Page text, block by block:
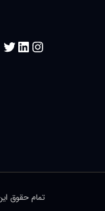
تمام حقوق